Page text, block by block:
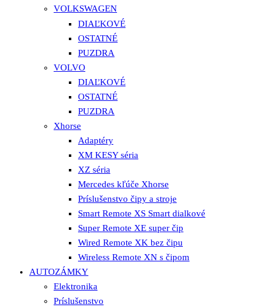
VOLKSWAGEN
DIAĽKOVÉ
OSTATNÉ
PUZDRA
VOLVO
DIAĽKOVÉ
OSTATNÉ
PUZDRA
Xhorse
Adaptéry
XM KESY séria
XZ séria
Mercedes kľúče Xhorse
Príslušenstvo čipy a stroje
Smart Remote XS Smart dialkové
Super Remote XE super čip
Wired Remote XK bez čipu
Wireless Remote XN s čipom
AUTOZÁMKY
Elektronika
Príslušenstvo